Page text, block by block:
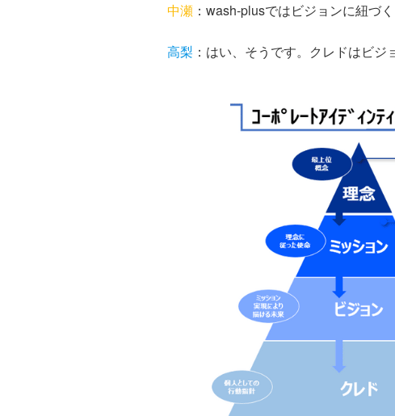
中瀬 ：wash-plusではビジョンに紐づ
高梨 ：はい、そうです。クレドはビ